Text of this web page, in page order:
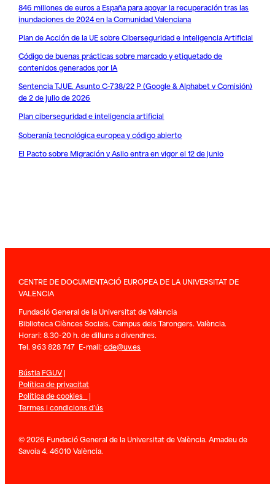
846 millones de euros a España para apoyar la recuperación tras las
inundaciones de 2024 en la Comunidad Valenciana
Plan de Acción de la UE sobre Ciberseguridad e Inteligencia Artificial
Código de buenas prácticas sobre marcado y etiquetado de
contenidos generados por IA
Sentencia TJUE. Asunto C-738/22 P (Google & Alphabet v Comisión)
de 2 de julio de 2026
Plan ciberseguridad e inteligencia artificial
Soberanía tecnológica europea y código abierto
El Pacto sobre Migración y Asilo entra en vigor el 12 de junio
CENTRE DE DOCUMENTACIÓ EUROPEA DE LA UNIVERSITAT DE
VALENCIA
Fundació General de la Universitat de València
Biblioteca Ciènces Socials. Campus dels Tarongers. València.
Horari: 8.30-20 h. de dilluns a divendres.
Tel. 963 828 747 E-mail:cde@uv.es
Bústia FGUV|
Política de privacitat
Política de cookies |
Termes i condicions d’ús
© 2026 Fundació General de la Universitat de València. Amadeu de
Savoia 4. 46010 València.